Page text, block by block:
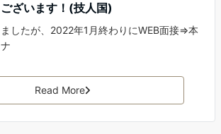
ざいます！(技人国)
したが、2022年1月終わりにWEB面接⇒本
Read More